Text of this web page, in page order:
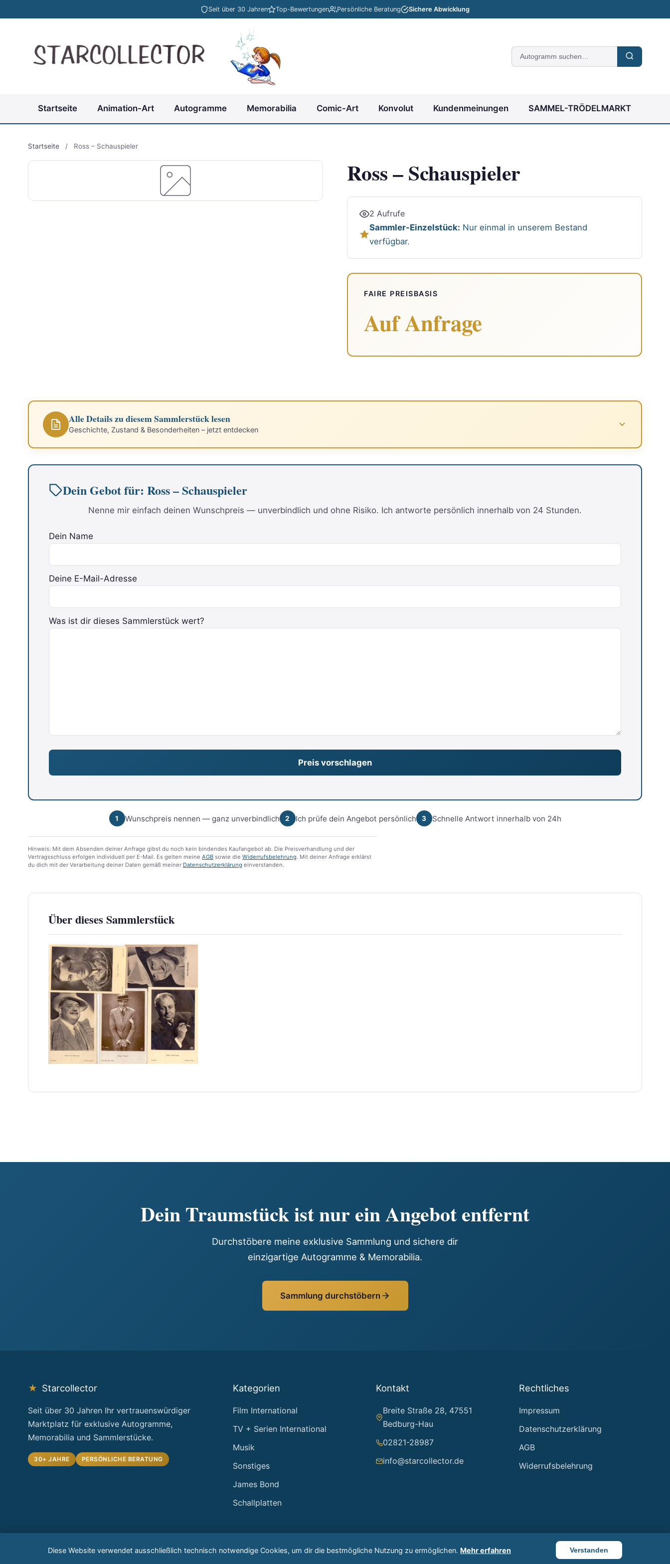
Seit über 30 Jahren Top-Bewertungen Persönliche Beratung Sichere Abwicklung
Suche
nach
Startseite Animation-Art Autogramme Memorabilia Comic-Art Konvolut Kundenmeinungen SAMMEL-TRÖDELMARKT
Startseite / Ross – Schauspieler
Ross – Schauspieler
2 Aufrufe
Sammler-Einzelstück: Nur einmal in unserem Bestand
verfügbar.
FAIRE PREISBASIS
Auf Anfrage
Alle Details zu diesem Sammlerstück lesen
Geschichte, Zustand & Besonderheiten – jetzt entdecken
Dein Gebot für: Ross – Schauspieler
Nenne mir einfach deinen Wunschpreis — unverbindlich und ohne Risiko. Ich antworte persönlich innerhalb von 24 Stunden.
Dein Name
Deine E-Mail-Adresse
Bitte lasse dieses Feld leer.
Was ist dir dieses Sammlerstück wert?
1 Wunschpreis nennen — ganz unverbindlich 2 Ich prüfe dein Angebot persönlich 3 Schnelle Antwort innerhalb von 24h
Hinweis: Mit dem Absenden deiner Anfrage gibst du noch kein bindendes Kaufangebot ab. Die Preisverhandlung und der
Vertragsschluss erfolgen individuell per E-Mail. Es gelten meine AGB sowie die Widerrufsbelehrung. Mit deiner Anfrage erklärst
du dich mit der Verarbeitung deiner Daten gemäß meiner Datenschutzerklärung einverstanden.
Über dieses Sammlerstück
Dein Traumstück ist nur ein Angebot entfernt
Durchstöbere meine exklusive Sammlung und sichere dir
einzigartige Autogramme & Memorabilia.
Sammlung durchstöbern
★ Starcollector
Seit über 30 Jahren Ihr vertrauenswürdiger
Marktplatz für exklusive Autogramme,
Memorabilia und Sammlerstücke.
30+ JAHRE PERSÖNLICHE BERATUNG
Kategorien
Film International
TV + Serien International
Musik
Sonstiges
James Bond
Schallplatten
Kontakt
Breite Straße 28, 47551
Bedburg-Hau
02821-28987
info@starcollector.de
Rechtliches
Impressum
Datenschutzerklärung
AGB
Widerrufsbelehrung
© 2026 Starcollector – Jürgen Reintjes. Alle Rechte vorbehalten.
Diese Website verwendet ausschließlich technisch notwendige Cookies, um dir die bestmögliche Nutzung zu ermöglichen. Mehr erfahren Verstanden